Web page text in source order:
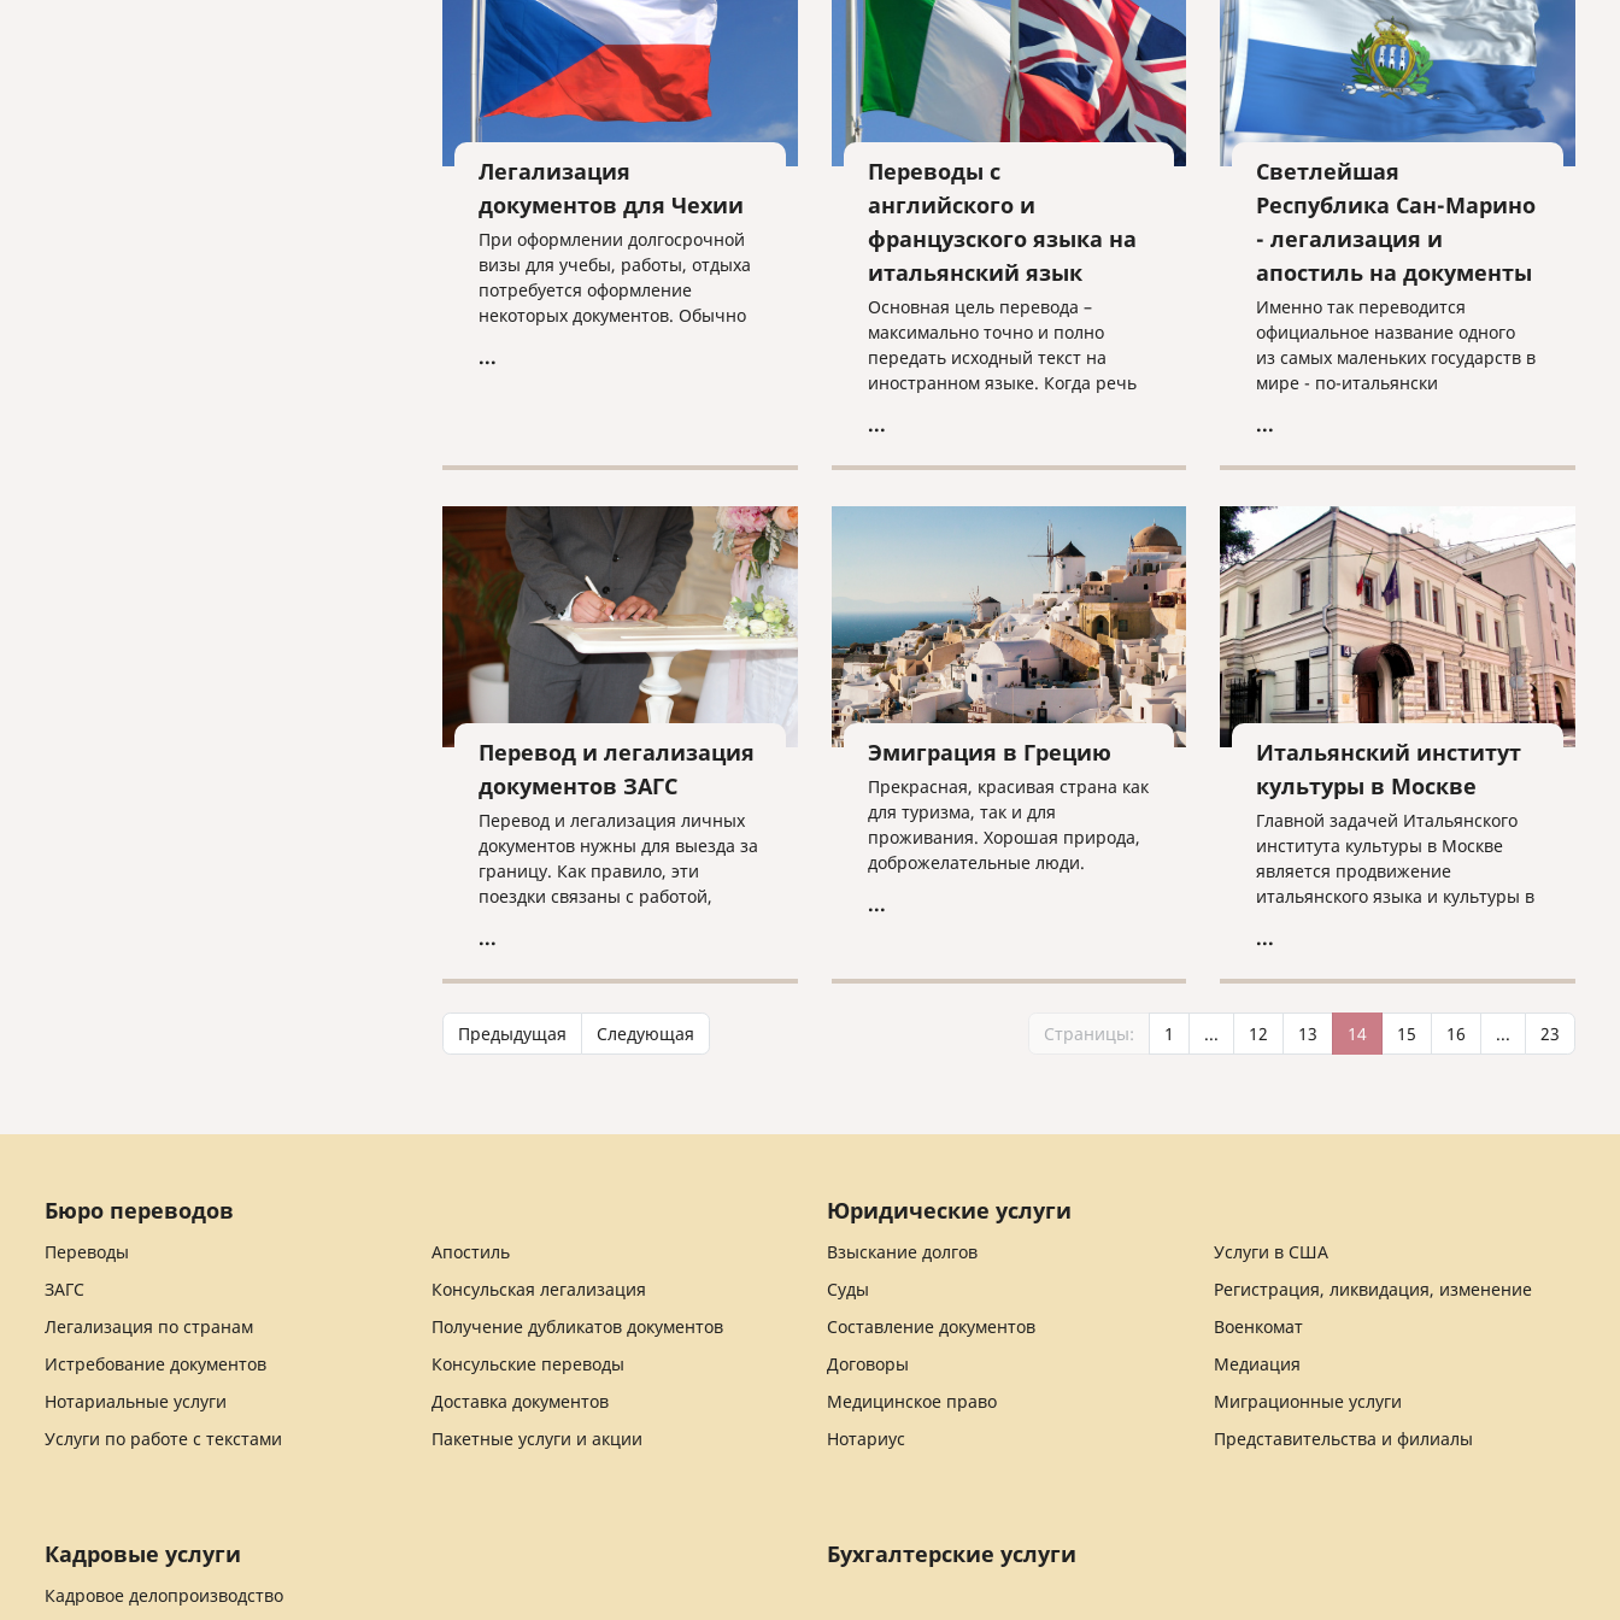
устного и письменного
переводчика.
надписи в скобках в формах
такие, как ФИО, подпись и т.д.).
При профессиональном
переводе такие ошибки
недопустимы!
Легализация
документов для Чехии
При оформлении долгосрочной
визы для учебы, работы, отдыха
потребуется оформление
некоторых документов. Обычно
выписки из банка, 2-НДФЛ,
...
Переводы с
английского и
французского языка на
итальянский язык
Основная цель перевода –
максимально точно и полно
передать исходный текст на
иностранном языке. Когда речь
одного иностранного языка на
...
Светлейшая
Республика Сан-Марино
- легализация и
апостиль на документы
Именно так переводится
официальное название одного
из самых маленьких государств в
мире - по-итальянски
Marino. Чаще всего эту страну
тысяч человек и площадью в
60,57 км², оно считается третьим
самым маленьким государством
в Европе (после Ватикана и
Монако).
...
Перевод и легализация
документов ЗАГС
Перевод и легализация личных
документов нужны для выезда за
границу. Как правило, эти
поездки связаны с работой,
...
Эмиграция в Грецию
Прекрасная, красивая страна как
для туризма, так и для
проживания. Хорошая природа,
доброжелательные люди.
плюс.
...
Итальянский институт
культуры в Москве
Главной задачей Итальянского
института культуры в Москве
является продвижение
итальянского языка и культуры в
организовывает различные
кинофестивали, концерты,
сотрудничая с многими
...
Страницы: 1 ... 12 13 14 15 16 ... 23
Предыдущая Следующая
Бюро переводов
Переводы
Апостиль
ЗАГС
Консульская легализация
Легализация по странам
Получение дубликатов документов
Истребование документов
Консульские переводы
Нотариальные услуги
Доставка документов
Услуги по работе с текстами
Пакетные услуги и акции
Юридические услуги
Взыскание долгов
Услуги в США
Суды
Регистрация, ликвидация, изменение
Составление документов
Военкомат
Договоры
Медиация
Медицинское право
Миграционные услуги
Нотариус
Представительства и филиалы
Кадровые услуги
Кадровое делопроизводство
Бухгалтерские услуги